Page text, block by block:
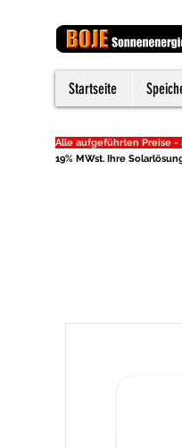
Startseite
Alle aufgeführten Preise -
19% MWst. Ihre